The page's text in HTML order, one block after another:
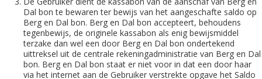
Dal bon te bewaren ter bewijs van het aangeschafte saldo op
Berg en Dal bon. Berg en Dal bon accepteert, behoudens
tegenbewijs, de originele kassabon als enig bewijsmiddel
terzake dan wel een door Berg en Dal bon ondertekend
uittreksel uit de centrale rekeningadministratie van Berg en Dal
bon. Berg en Dal bon staat er niet voor in dat een door haar
via het internet aan de Gebruiker verstrekte opgave het Saldo